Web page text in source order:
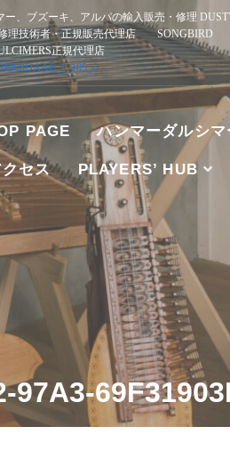
、ブズーキ、アルパの輸入販売・修理
修理技術者・正規販売代理店 SONGBIRD
正規代理店
テンダルシマー、ブズーキ、ア
SONG OF THE WOOD, TK
PAGE ハンマーダルシマ
セス PLAYERS’ HUB
97A3-